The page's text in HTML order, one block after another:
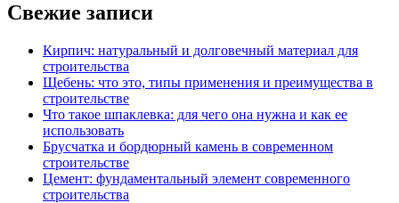
Свежие записи
Кирпич: натуральный и долговечный материал для
строительства
Щебень: что это, типы применения и преимущества в
строительстве
Что такое шпаклевка: для чего она нужна и как ее
использовать
Брусчатка и бордюрный камень в современном
строительстве
Цемент: фундаментальный элемент современного
строительства